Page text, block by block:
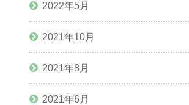
2022年5月
2021年10月
2021年8月
2021年6月